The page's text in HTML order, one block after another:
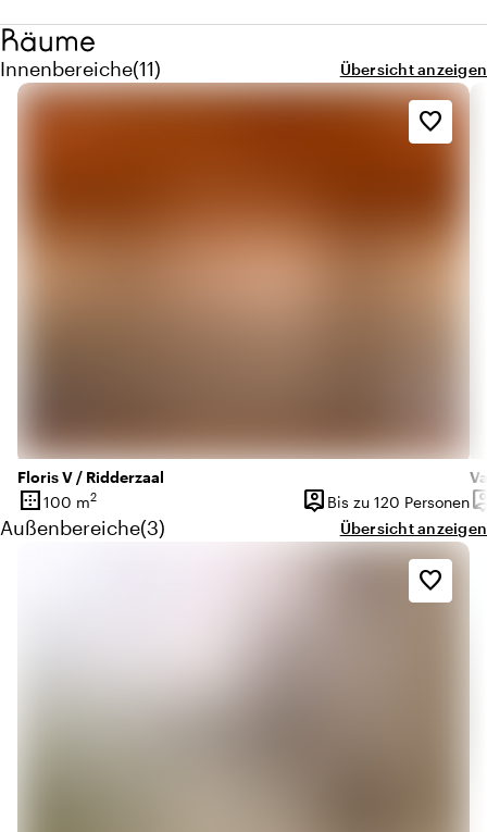
Räume
Innenbereiche
Menge innenbereiche: 11
(11) Übersicht anzeigen
Floris V / Ridderzaal
border_outer
Oberfläche
100 m2 person_pin
Kapazität
Bis zu 120 Personen
favorite_border
Außenbereiche
Menge außenbereiche: 3
(3) Übersicht anzeigen
favorite_border